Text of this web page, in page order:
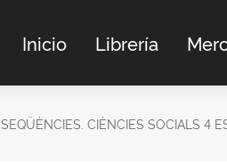
Inicio Librería
SEQÜÈNCIES. CIÈNCIES SOCIALS 4